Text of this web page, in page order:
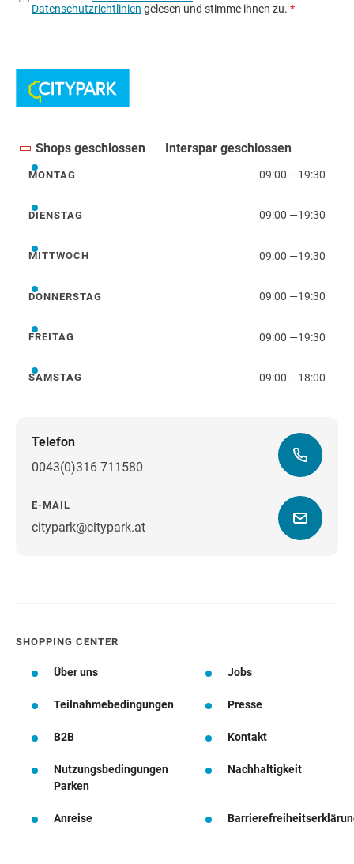
Shops geschlossen Interspar geschlossen
Montag
MONTAG 09:00 —19:30
Dienstag
DIENSTAG 09:00 —19:30
Mittwoch
MITTWOCH 09:00 —19:30
Donnerstag
DONNERSTAG 09:00 —19:30
Freitag
FREITAG 09:00 —19:30
Samstag
SAMSTAG 09:00 —18:00
Telefon
0043(0)316 711580
E-MAIL
citypark@citypark.atWegbeschreibung
SHOPPING CENTER
Über uns Jobs
Teilnahmebedingungen Presse
B2B Kontakt
Nutzungsbedingungen
Parken
Nachhaltigkeit
Anreise